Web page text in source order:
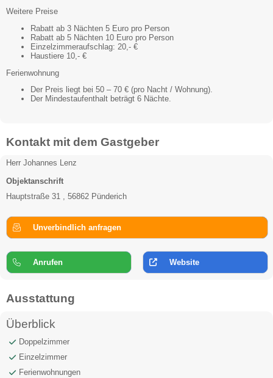
Weitere Preise
Rabatt ab 3 Nächten 5 Euro pro Person
Rabatt ab 5 Nächten 10 Euro pro Person
Einzelzimmeraufschlag: 20,- €
Haustiere 10,- €
Ferienwohnung
Der Preis liegt bei 50 – 70 € (pro Nacht / Wohnung).
Der Mindestaufenthalt beträgt 6 Nächte.
Kontakt mit dem Gastgeber
Herr Johannes Lenz
Objektanschrift
Hauptstraße 31 , 56862 Pünderich
Unverbindlich anfragen
Anrufen Website
Ausstattung
Überblick
Doppelzimmer
Einzelzimmer
Ferienwohnungen